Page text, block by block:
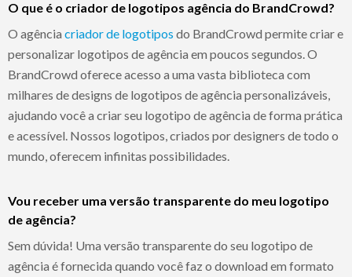
O que é o criador de logotipos agência do BrandCrowd?
O agência criador de logotipos do BrandCrowd permite criar e
personalizar logotipos de agência em poucos segundos. O
BrandCrowd oferece acesso a uma vasta biblioteca com
milhares de designs de logotipos de agência personalizáveis,
ajudando você a criar seu logotipo de agência de forma prática
e acessível. Nossos logotipos, criados por designers de todo o
mundo, oferecem infinitas possibilidades.
Vou receber uma versão transparente do meu logotipo
de agência?
Sem dúvida! Uma versão transparente do seu logotipo de
agência é fornecida quando você faz o download em formato